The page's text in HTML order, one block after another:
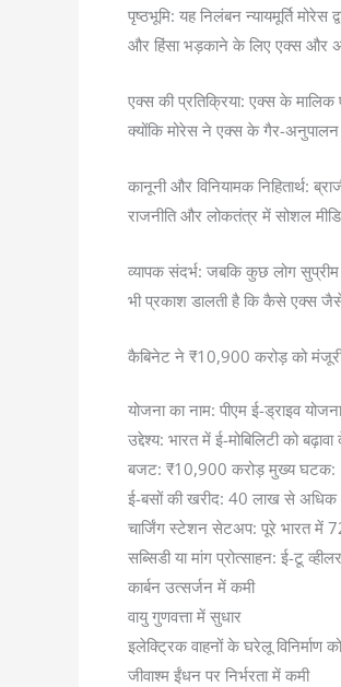
पृष्ठभूमि: यह निलंबन न्यायमूर्ति
और हिंसा भड़काने के लिए एक्स और
एक्स की प्रतिक्रिया: एक्स के
क्योंकि मोरेस ने एक्स के गैर-अनुपालन
कानूनी और विनियामक निहितार्थ:
राजनीति और लोकतंत्र में सोशल
व्यापक संदर्भ: जबकि कुछ लोग
भी प्रकाश डालती है कि कैसे एक्स
कैबिनेट ने ₹10,900 करोड़ को मंजूरी
योजना का नाम: पीएम ई-ड्राइव योजना
उद्देश्य: भारत में ई-मोबिलिटी को बढ़ावा
बजट: ₹10,900 करोड़ मुख्य घटक:
ई-बसों की खरीद: 40 लाख से
चार्जिंग स्टेशन सेटअप: पूरे भारत में
सब्सिडी या मांग प्रोत्साहन: ई-टू
कार्बन उत्सर्जन में कमी
वायु गुणवत्ता में सुधार
इलेक्ट्रिक वाहनों के घरेलू विनिर्माण
जीवाश्म ईंधन पर निर्भरता में कमी